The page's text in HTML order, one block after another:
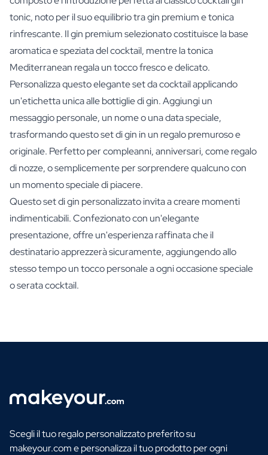
tonic, noto per il suo equilibrio tra gin premium e tonica
rinfrescante. Il gin premium selezionato costituisce la base
aromatica e speziata del cocktail, mentre la tonica
Mediterranean regala un tocco fresco e delicato.
Personalizza questo elegante set da cocktail applicando
un'etichetta unica alle bottiglie di gin. Aggiungi un
messaggio personale, un nome o una data speciale,
trasformando questo set di gin in un regalo premuroso e
originale. Perfetto per compleanni, anniversari, come regalo
di nozze, o semplicemente per sorprendere qualcuno con
un momento speciale di piacere.
Questo set di gin personalizzato invita a creare momenti
indimenticabili. Confezionato con un'elegante
presentazione, offre un'esperienza raffinata che il
destinatario apprezzerà sicuramente, aggiungendo allo
stesso tempo un tocco personale a ogni occasione speciale
o serata cocktail.
Scegli il tuo regalo personalizzato preferito su
makeyour.com e personalizza il tuo prodotto per ogni